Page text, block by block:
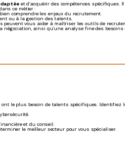
et d’acquérir des compétences spécifiques.
ce métier :
comprendre les enjeux du recrutement.
ou à la gestion des talents.
peuvent vous aider à maîtriser les outils de
ainsi qu’une analyse fine des besoins
ont le plus besoin de talents spécifiques.
et du conseil.
le meilleur secteur pour vous spécialiser.